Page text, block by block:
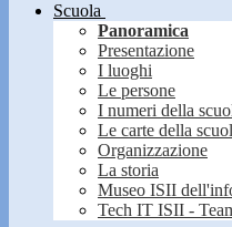
Scuola
Panoramica
Presentazione
I luoghi
Le persone
I numeri della
Le carte della
Organizzazione
La storia
Museo ISII
Tech IT ISII -